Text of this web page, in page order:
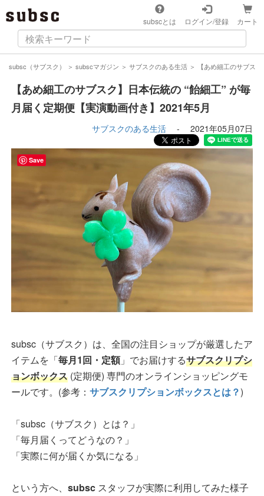
subscとは ログイン/登録 カート
subsc（サブスク） ＞ subscマガジン ＞ サブスクのある生活 ＞ 【あめ細工のサブス
【あめ細工のサブスク】日本伝統の “飴細工” が毎
月届く定期便【実演動画付き】2021年5月
サブスクのある生活 - 2021年05月07日
subsc（サブスク）は、全国の注目ショップが厳選したア
イテムを「毎月1回・定額」でお届けするサブスクリプシ
ョンボックス (定期便) 専門のオンラインショッピングモ
ールです。(参考： サブスクリプションボックスとは？)
「subsc（サブスク）とは？」
「毎月届くってどうなの？」
「実際に何が届くか気になる」
という方へ、 subsc スタッフが実際に利用してみた様子
Save